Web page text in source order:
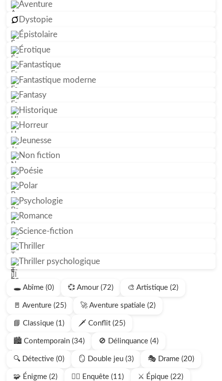
Aventure
Dystopie
Épistolaire
Érotique
Fantastique
Fantastique moderne
Fantasy
Historique
Horreur
Jeunesse
Non fiction
Poésie
Polar
Psychologie
Romance
Science-fiction
Thriller
Thriller psychologique
🕳️ Abîme (0) 💞 Amour (72) 🎨 Artistique (2)
🚪 Aventure (25) 🚀 Aventure spatiale (2)
📘 Classique (1) 🗡️ Conflit (25)
🏙️ Contemporain (34) 🚫 Délinquance (4)
🔍 Détective (0) 🪞 Double jeu (3) 🎭 Drame (20)
🧩 Énigme (2) 🕵🏻 Enquête (11) ⚔️ Épique (22)